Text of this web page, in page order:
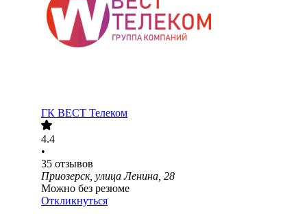
ГК ВЕСТ Телеком
4.4
•
35 отзывов
Приозерск, улица Ленина, 28
Можно без резюме
Откликнуться